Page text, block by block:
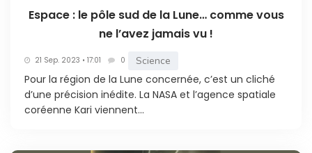
Espace : le pôle sud de la Lune… comme vous
ne l’avez jamais vu !
21 Sep. 2023 • 17:01 0 Science
Pour la région de la Lune concernée, c’est un cliché
d’une précision inédite. La NASA et l’agence spatiale
coréenne Kari viennent...